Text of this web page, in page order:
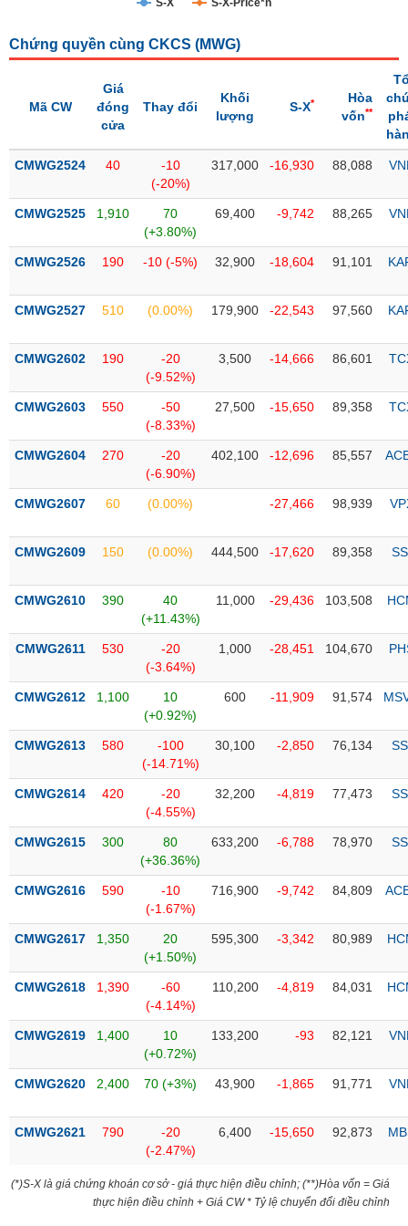
thái
thị
Niêm
Niêm
mới
yết
bổ
Hủy
yết
dõi
biệt
được
ký
Danh
ETF
phiếu
tiết
quan
dịch
chính
tích
thuật
sơ
doanh
Tin
kiện
S-X S-X-Price*n
Chứng quyền cùng CKCS (MWG)
Mã CW
Giá
đóng
cửa
Thay đổi
Khối
lượng
S-X*
Hòa
vốn**
CMWG2524 40
-10
(-20%)
317,000 -16,930 88,088
CMWG2525 1,910
70
(+3.80%)
69,400 -9,742 88,265
CMWG2526 190 -10 (-5%) 32,900 -18,604 91,101
CMWG2527 510 (0.00%) 179,900 -22,543 97,560
CMWG2602 190
-20
(-9.52%)
3,500 -14,666 86,601
CMWG2603 550
-50
(-8.33%)
27,500 -15,650 89,358
CMWG2604 270
-20
(-6.90%)
402,100 -12,696 85,557
CMWG2607 60 (0.00%) -27,466 98,939
CMWG2609 150 (0.00%) 444,500 -17,620 89,358
CMWG2610 390
40
(+11.43%)
11,000 -29,436 103,508
CMWG2611 530
-20
(-3.64%)
1,000 -28,451 104,670
CMWG2612 1,100
10
(+0.92%)
600 -11,909 91,574
CMWG2613 580
-100
(-14.71%)
30,100 -2,850 76,134
CMWG2614 420
-20
(-4.55%)
32,200 -4,819 77,473
CMWG2615 300
80
(+36.36%)
633,200 -6,788 78,970
CMWG2616 590
-10
(-1.67%)
716,900 -9,742 84,809
CMWG2617 1,350
20
(+1.50%)
595,300 -3,342 80,989
CMWG2618 1,390
-60
(-4.14%)
110,200 -4,819 84,031
CMWG2619 1,400
10
(+0.72%)
133,200 -93 82,121
CMWG2620 2,400 70 (+3%) 43,900 -1,865 91,771
CMWG2621 790
-20
(-2.47%)
6,400 -15,650 92,873
(*)S-X là giá chứng khoán cơ sở - giá thực hiện điều chỉnh; (**)Hòa vốn = Giá
thực hiện điều chỉnh + Giá CW * Tỷ lệ chuyển đổi điều chỉnh
NGÀNH
NGHIỆP
PHIẾU
PHÁI
TRÁI
PHIẾU
CÔNG
CỤ
TƯ
DỮ
LIỆU
MỚI
Ngành
(-)
VS-
SECTOR
VẬT
CÔNG